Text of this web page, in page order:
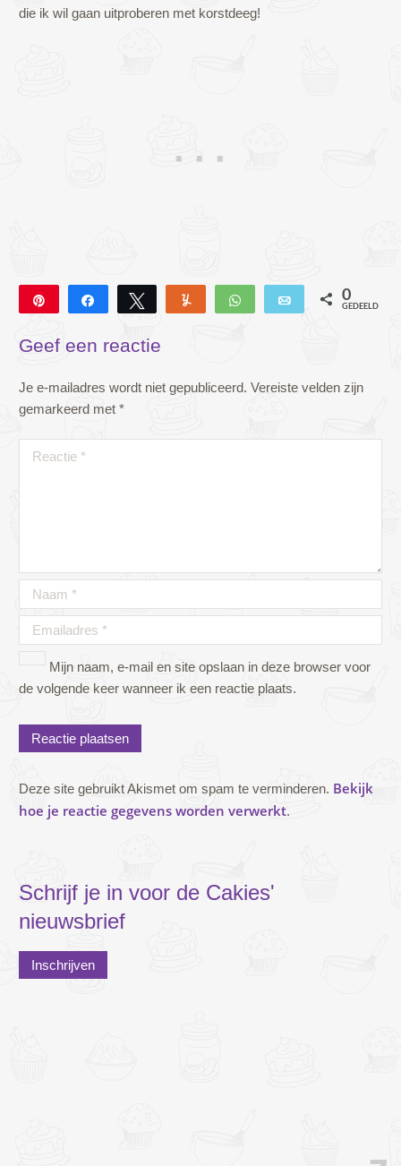
die ik wil gaan uitproberen met korstdeeg!
Deel Tweet Yum WhatsApp E-mail 0
GEDEELD
Geef een reactie
Je e-mailadres wordt niet gepubliceerd. Vereiste velden zijn
gemarkeerd met *
Mijn naam, e-mail en site opslaan in deze browser voor
de volgende keer wanneer ik een reactie plaats.
Deze site gebruikt Akismet om spam te verminderen. Bekijk
hoe je reactie gegevens worden verwerkt.
Schrijf je in voor de Cakies'
nieuwsbrief
Inschrijven